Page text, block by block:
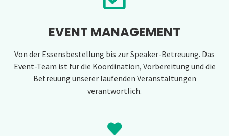
EVENT MANAGEMENT
Von der Essensbestellung bis zur Speaker-Betreuung. Das
Event-Team ist für die Koordination, Vorbereitung und die
Betreuung unserer laufenden Veranstaltungen
verantwortlich.